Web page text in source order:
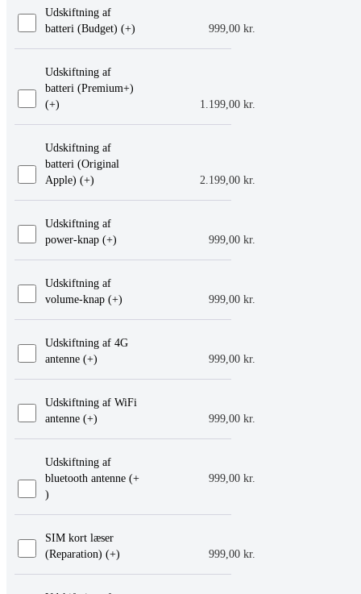
Udskiftning af
batteri (Budget) (+
999,00 kr.
)
Udskiftning af
batteri (Premium+)
(+
1.199,00 kr.
)
Udskiftning af
batteri (Original
Apple) (+
2.199,00 kr.
)
Udskiftning af
power-knap (+
999,00 kr.
)
Udskiftning af
volume-knap (+
999,00 kr.
)
Udskiftning af 4G
antenne (+
999,00 kr.
)
Udskiftning af WiFi
antenne (+
999,00 kr.
)
Udskiftning af
bluetooth antenne (+
999,00 kr.
)
SIM kort læser
(Reparation) (+
999,00 kr.
)